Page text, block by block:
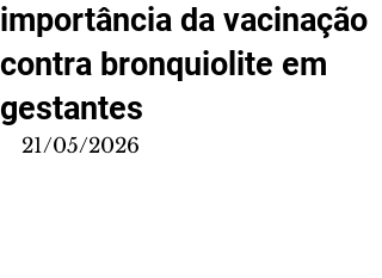
importância da vacinação
contra bronquiolite em
gestantes
21/05/2026